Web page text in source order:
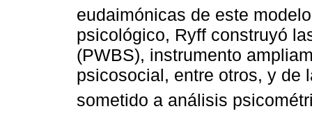
eudaimónicas de este
psicológico, Ryff construyó
(PWBS), instrumento
psicosocial, entre otros, y de
sometido a análisis